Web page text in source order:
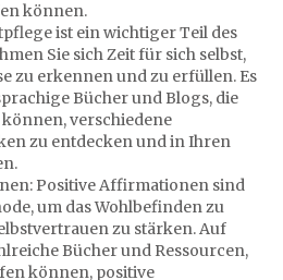
können.
ist ein wichtiger Teil des
Sie sich Zeit für sich selbst,
zu erkennen und zu erfüllen. Es
Bücher und Blogs, die
verschiedene
zu entdecken und in Ihren
Positive Affirmationen sind
um das Wohlbefinden zu
zu stärken. Auf
Bücher und Ressourcen,
können, positive